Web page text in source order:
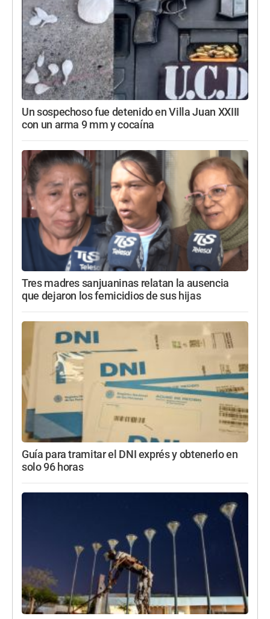
Un sospechoso fue detenido en Villa Juan XXIII
con un arma 9 mm y cocaína
Tres madres sanjuaninas relatan la ausencia
que dejaron los femicidios de sus hijas
Guía para tramitar el DNI exprés y obtenerlo en
solo 96 horas